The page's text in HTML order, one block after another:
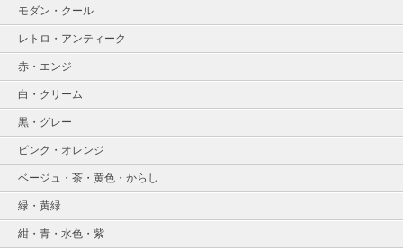
モダン・クール
レトロ・アンティーク
赤・エンジ
白・クリーム
黒・グレー
ピンク・オレンジ
ベージュ・茶・黄色・からし
緑・黄緑
紺・青・水色・紫